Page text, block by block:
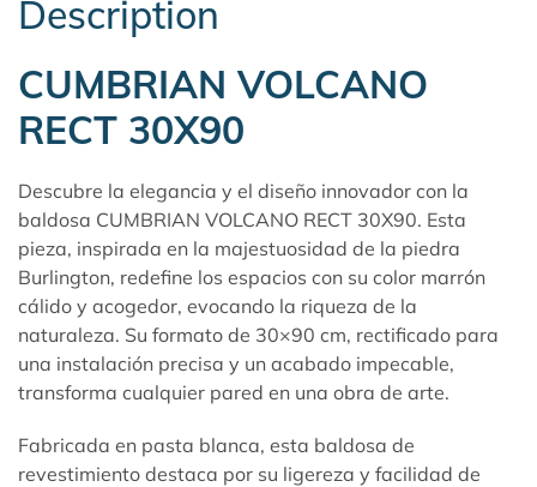
Description
CUMBRIAN VOLCANO
RECT 30X90
Descubre la elegancia y el diseño innovador con la
baldosa CUMBRIAN VOLCANO RECT 30X90. Esta
pieza, inspirada en la majestuosidad de la piedra
Burlington, redefine los espacios con su color marrón
cálido y acogedor, evocando la riqueza de la
naturaleza. Su formato de 30×90 cm, rectificado para
una instalación precisa y un acabado impecable,
transforma cualquier pared en una obra de arte.
Fabricada en pasta blanca, esta baldosa de
revestimiento destaca por su ligereza y facilidad de